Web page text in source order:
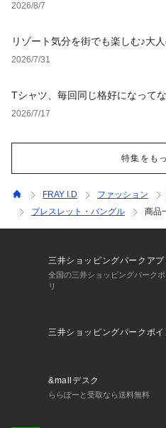
2026/8/7
リゾート気分を街でも楽しむ♪大
2026/7/31
Tシャツ、毎回同じ格好になって
2026/7/17
特集をも
FRAY I.D ファッション
ブレスレット・バングル
商品
三井ショッピングパークアプ
全国の三井ショッピングパーク
リ
三井ショッピングパークポイ
&mallデスク
ららぽーと受取なら送料無料